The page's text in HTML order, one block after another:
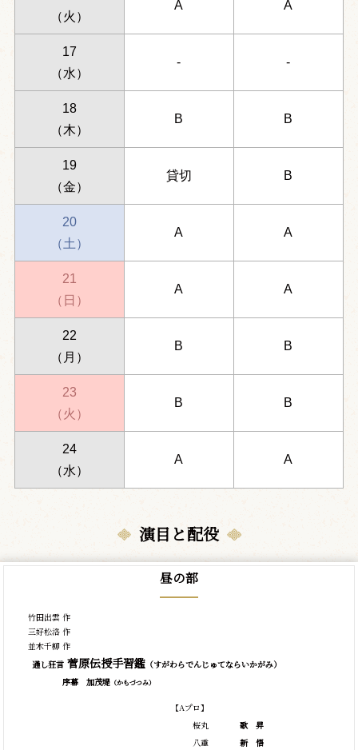
（火）
A A
17
（水）
- -
18
（木）
B B
19
（金）
貸切 B
20
（土）
A A
21
（日）
A A
22
（月）
B B
23
（火）
B B
24
（水）
A A
演目と配役
昼の部
竹田出雲 作
三好松洛 作
並木千柳 作
通し狂言菅原伝授手習鑑（すがわらでんじゅてならいかがみ）
序幕 加茂堤（かもづつみ）
【Aプロ】
桜丸
八重
歌
昇
新
悟